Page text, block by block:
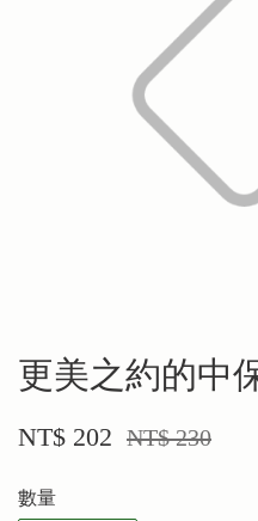
更美之約的中
NT$ 202 NT$ 230
數量